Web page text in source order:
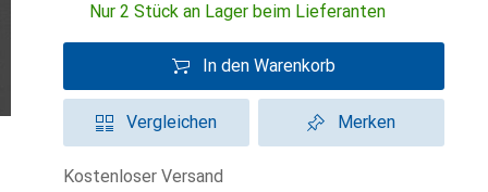
Nur 2 Stück an Lager beim Lieferanten
In den Warenkorb
Vergleichen Merken
kostenloser Versand